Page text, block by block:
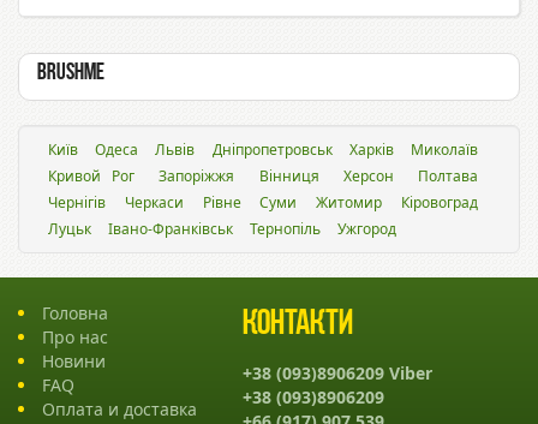
BrushMe
Київ Одеса Львiв Дніпропетровськ Харків
Миколаїв
Кривой Рог
Запоріжжя Вінниця Херсон
Полтава
Чернігів
Черкаси Рівне Суми Житомир
Кіровоград
Луцьк
Івано-Франківськ Тернопіль Ужгород
Головна
Про нас
Новини
FAQ
Оплата и доставка
Контакти
+38 (093)8906209 Viber
+38 (093)8906209